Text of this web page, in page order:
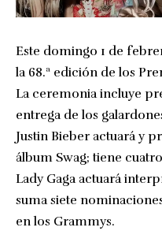
Este domingo 1 de
la 68.ª edición de los
La ceremonia incluye
entrega de los
Justin Bieber actuará y
álbum Swag; tiene
Lady Gaga actuará
suma siete
en los Grammys.